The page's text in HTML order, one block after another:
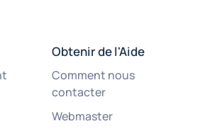
Obtenir de l'Aide
Comment nous
contacter
Webmaster